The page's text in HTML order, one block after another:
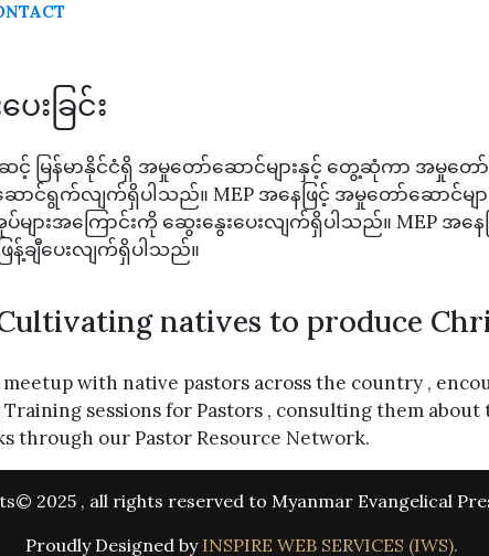
းခြင်း
မြန်မာနိုင်ငံရှိ အမှုတော်ဆောင်များနှင့် တွေ့ဆုံကာ အမှုတော်
ဆောင်ရွက်လျက်ရှိပါသည်။ MEP အနေဖြင့် အမှုတော်ဆောင်မ
ျားအကြောင်းကို ဆွေးနွေးပေးလျက်ရှိပါသည်။ MEP အ
ြန့်ချီပေးလျက်ရှိပါသည်။
natives to produce
with native pastors across the country ,
sessions for Pastors , consulting them
through our Pastor Resource Network.
2025 , all rights reserved to Myanmar Evangelical
Proudly Designed by INSPIRE WEB SERVICES (IWS).